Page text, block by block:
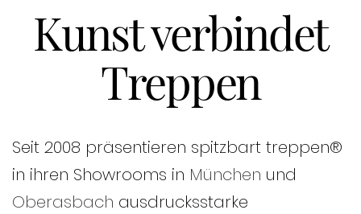
Kunst verbindet
Treppen
Seit 2008 präsentieren spitzbart treppen®
in ihren Showrooms in München und
Oberasbach ausdrucksstarke